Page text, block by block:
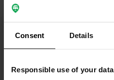
Consent Details
Responsible use of your data